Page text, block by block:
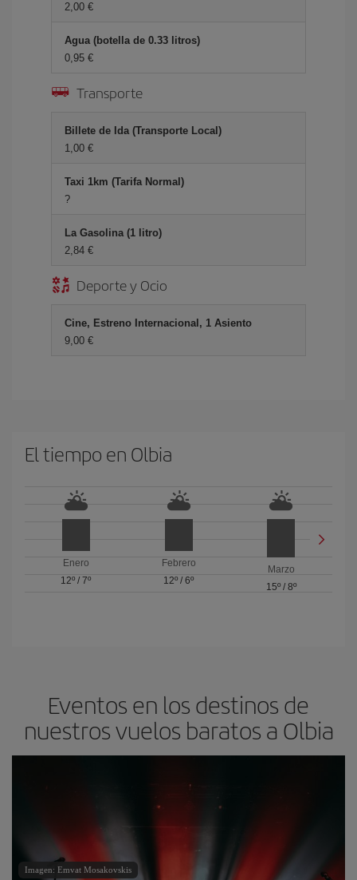
2,00 €
Agua (botella de 0.33 litros)
0,95 €
Transporte
Billete de Ida (Transporte Local)
1,00 €
Taxi 1km (Tarifa Normal)
?
La Gasolina (1 litro)
2,84 €
Deporte y Ocio
Cine, Estreno Internacional, 1 Asiento
9,00 €
El tiempo en Olbia
Enero
12º /7º
Febrero
12º / 6º
Marzo
15º/ 8º
Eventos en los destinos de
nuestros vuelos baratos a Olbia
Imagen: Emvat Mosakovskis